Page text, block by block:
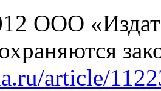
ООО
article/